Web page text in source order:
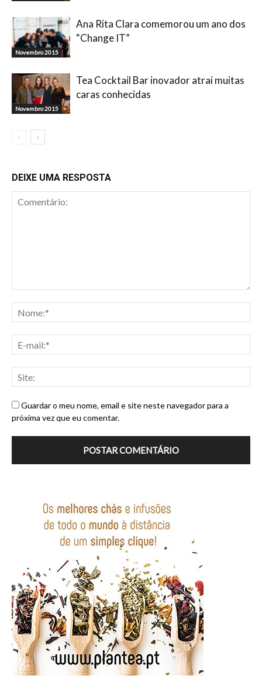
Novembro 2015
Ana Rita Clara comemorou um ano dos
“Change IT”
Novembro 2015
Tea Cocktail Bar inovador atrai muitas
caras conhecidas
DEIXE UMA RESPOSTA
Guardar o meu nome, email e site neste navegador para a
próxima vez que eu comentar.